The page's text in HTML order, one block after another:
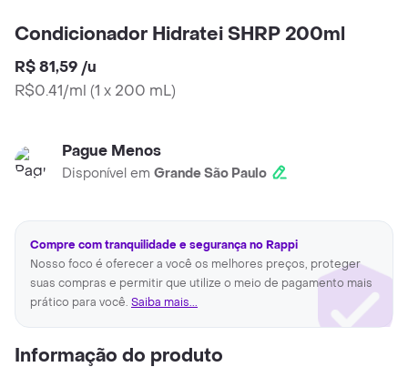
Condicionador Hidratei SHRP 200ml
R$ 81,59 /u
R$0.41/ml (1 x 200 mL)
Pague Menos
Disponível em Grande São Paulo
Compre com tranquilidade e segurança no Rappi
Nosso foco é oferecer a você os melhores preços, proteger
suas compras e permitir que utilize o meio de pagamento mais
prático para você. Saiba mais...
Informação do produto